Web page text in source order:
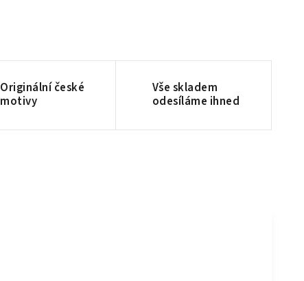
Originální české
motivy
Vše skladem
odesíláme ihned